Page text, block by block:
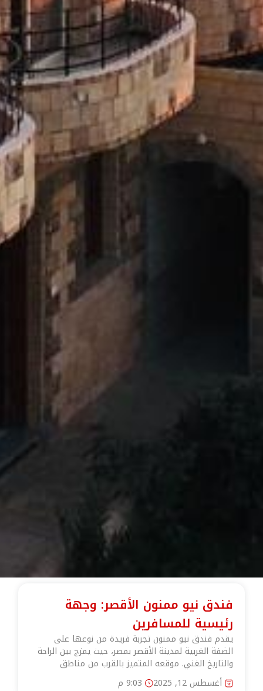
فندق نيو ممنون الأقصر: وجهة
رئيسية للمسافرين
يقدم فندق نيو ممنون تجربة فريدة من نوعها على
الضفة الغربية لمدينة الأقصر بمصر، حيث يمزج بين الراحة
والتاريخ الغني. موقعه المتميز بالقرب من مناطق
أغسطس 12, 2025
9:03 م